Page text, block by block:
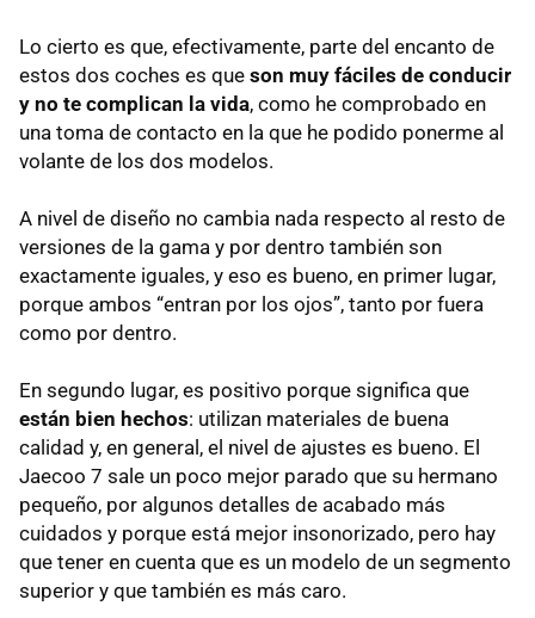
Lo cierto es que, efectivamente, parte del encanto de
estos dos coches es que son muy fáciles de conducir
y no te complican la vida, como he comprobado en
una toma de contacto en la que he podido ponerme al
volante de los dos modelos.
A nivel de diseño no cambia nada respecto al resto de
versiones de la gama y por dentro también son
exactamente iguales, y eso es bueno, en primer lugar,
porque ambos “entran por los ojos”, tanto por fuera
como por dentro.
En segundo lugar, es positivo porque significa que
están bien hechos: utilizan materiales de buena
calidad y, en general, el nivel de ajustes es bueno. El
Jaecoo 7 sale un poco mejor parado que su hermano
pequeño, por algunos detalles de acabado más
cuidados y porque está mejor insonorizado, pero hay
que tener en cuenta que es un modelo de un segmento
superior y que también es más caro.